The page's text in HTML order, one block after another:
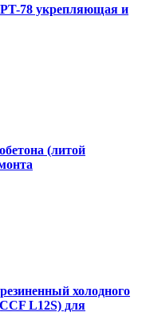
78 укрепляющая и
(литой
холодного
L12S) для